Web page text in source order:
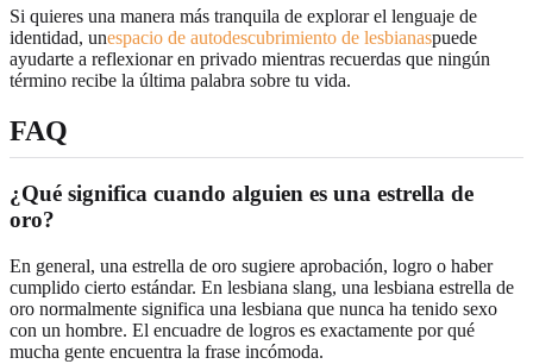
Si quieres una manera más tranquila de explorar el lenguaje de
identidad, unespacio de autodescubrimiento de lesbianaspuede
ayudarte a reflexionar en privado mientras recuerdas que ningún
término recibe la última palabra sobre tu vida.
FAQ
¿Qué significa cuando alguien es una estrella de
oro?
En general, una estrella de oro sugiere aprobación, logro o haber
cumplido cierto estándar. En lesbiana slang, una lesbiana estrella de
oro normalmente significa una lesbiana que nunca ha tenido sexo
con un hombre. El encuadre de logros es exactamente por qué
mucha gente encuentra la frase incómoda.